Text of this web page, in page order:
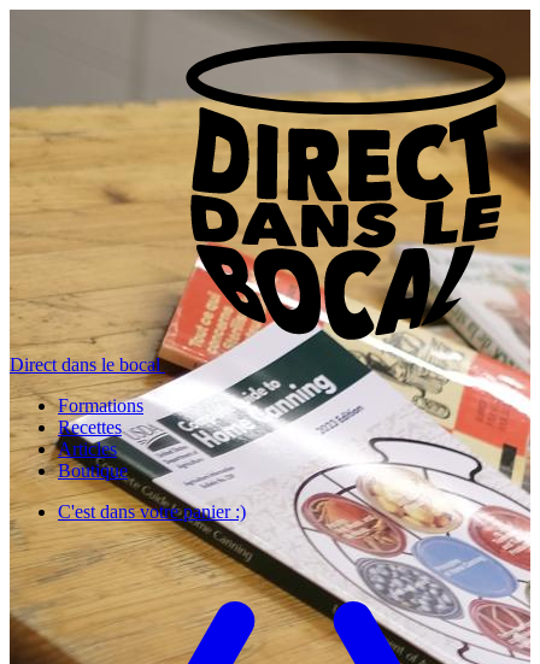
Direct dans le bocal
Formations
Recettes
Articles
Boutique
C'est dans votre panier :)